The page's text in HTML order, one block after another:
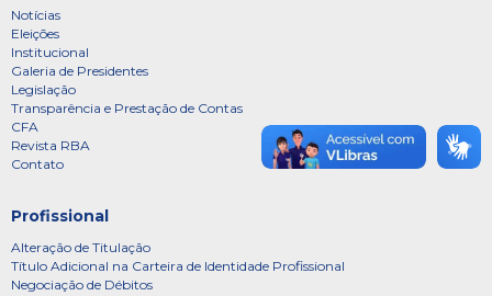
Notícias
Eleições
Institucional
Galeria de Presidentes
Legislação
Transparência e Prestação de Contas
CFA
Revista RBA
Contato
Profissional
Alteração de Titulação
Título Adicional na Carteira de Identidade Profissional
Negociação de Débitos